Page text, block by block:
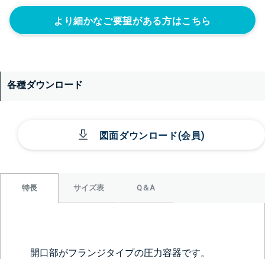
より細かなご要望がある方はこちら
各種ダウンロード
図面ダウンロード(会員)
特長 サイズ表 Q＆A
開口部がフランジタイプの圧力容器です。